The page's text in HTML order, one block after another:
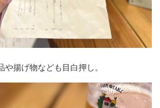
揚げ物なども目白押し。